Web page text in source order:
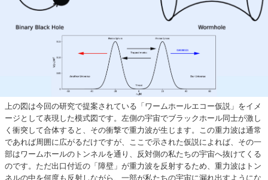
上の図は今回の研究で提案されている「ワームホールエコー仮説」をイメ
ージとして表現した模式図です。左側の宇宙でブラックホール同士が激し
く衝突して合体すると、その衝撃で重力波が生じます。この重力波は通常
であれば周囲に広がるだけですが、ここで示された仮説によれば、その一
部はワームホールのトンネルを通り、反対側の私たちの宇宙へ抜けてくる
のです。ただ出口付近の「障壁」が重力波を反射するため、重力波はトン
ネルの中を何度も反射しながら、一部が私たちの宇宙に漏れ出すようにな